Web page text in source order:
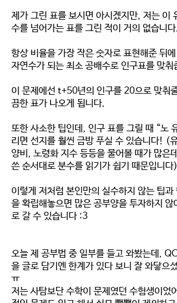
제가 그린 표를 보시면 아시겠지만, 저는 이
수를 넘어가는 표를 그린 적이 거의 없습니다.
항상 비율을 가장 작은 숫자로 표현해준 뒤
자연수가 되는 최소 공배수로 인구표를 맞춰
이 문제에선 t+50년의 인구를 20으로 맞춰
끔한 표가 나오게 됩니다.
또한 사소한 팁인데, 인구 표를 그릴 때 “노
리면 선지를 훨씬 금방 푸실 수 있습니다! (
양비, 노령화 지수 등등을 물어볼 때가 많은
쓴 순서대로 분수를 읽기가 쉽기 때문입니다)
이렇게 저처럼 본인만의 실수하지 않는 팁과
을 확립해놓으면 많은 공부양을 투자하지 않
로 갈 수 있습니다 :3
오늘 제 공부법 중 일부를 들고 와봤는데,
을 글로 담기엔 한계가 있다 보니 잘 와닿으
ㅠ
저는 사탐보단 수학이 문제였던 수험생이었